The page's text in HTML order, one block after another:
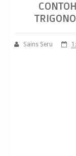
Sains Seru